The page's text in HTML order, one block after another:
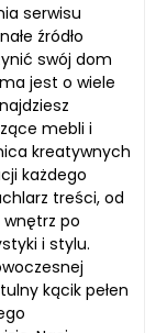
serwisu
źródło
swój dom
jest o wiele
mebli i
kreatywnych
każdego
treści, od
po
i stylu.
kącik pełen